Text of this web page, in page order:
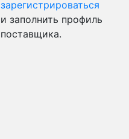
зарегистрироваться
и заполнить профиль
поставщика.